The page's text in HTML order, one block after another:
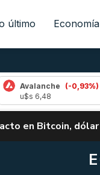
último
(-0,93%)
en Bitcoin,